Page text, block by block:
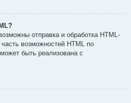
отправка и обработка HTML-
возможностей HTML по
быть реализована с